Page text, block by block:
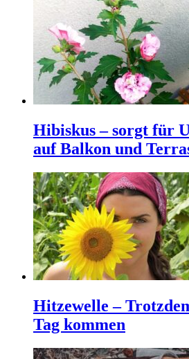
Hibiskus – sorgt für
auf Balkon und
Hitzewelle –
Tag kommen